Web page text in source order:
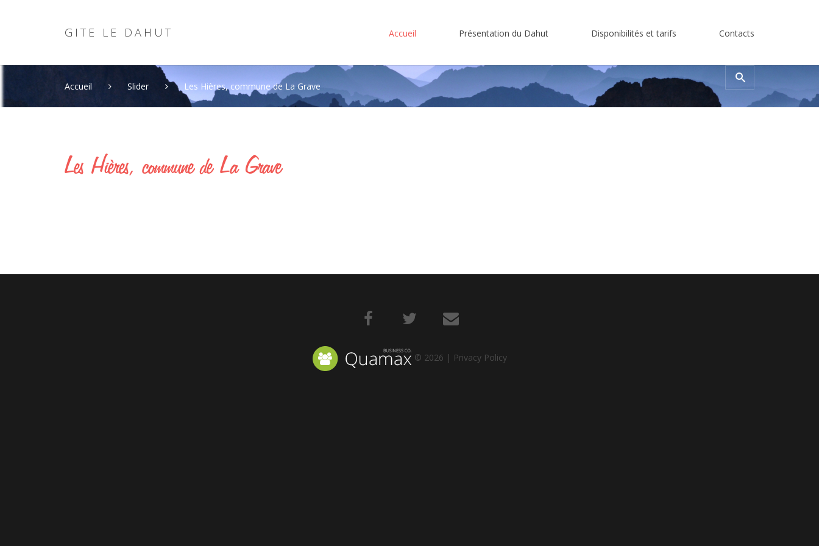
G I T E L E D A H U T Accueil
Se souvenir de
Nom d'utilisateur oublié?
Présentation du Dahut
Le gîte
Disponibilités et tarifs Contacts
Accueil Slider Les Hières, commune de La Grave
Rechercher
Les Hières, commune de La Grave
© 2026 Privacy Policy